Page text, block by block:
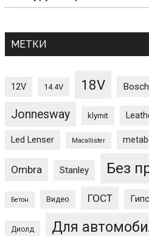
МЕТКИ
12V 14.4V 18V Bosch
Jonnesway klymit
Led Lenser Macallister
Ombra Stanley Без
Бетон Видео ГОСТ
Диолд Для